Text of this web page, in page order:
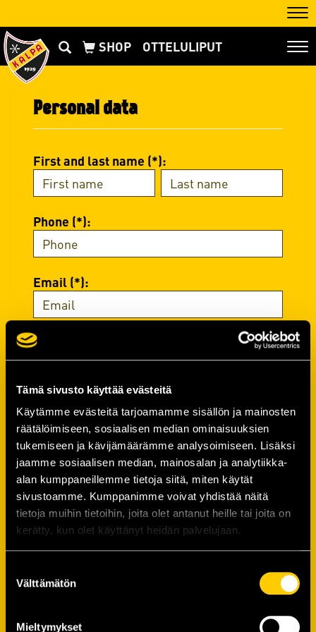
Tämä sivusto käyttää evästeitä
Käytämme evästeitä tarjoamamme sisällön ja mainosten
räätälöimiseen, sosiaalisen median ominaisuuksien
tukemiseen ja kävijämäärämme analysoimiseen. Lisäksi
jaamme sosiaalisen median, mainosalan ja analytiikka-
alan kumppaneillemme tietoja siitä, miten käytät
sivustoamme. Kumppanimme voivat yhdistää näitä
tietoja muihin tietoihin, joita olet antanut heille tai joita on
kerätty, kun olet käyttänyt heidän palvelujaan.
valinta
Välttämätön
Mieltymykset
OTTELULIPUT
Personal data
First and last name (*):
Phone (*):
Email (*):
Password
Password (*):
Confirm password (*):
Contact information